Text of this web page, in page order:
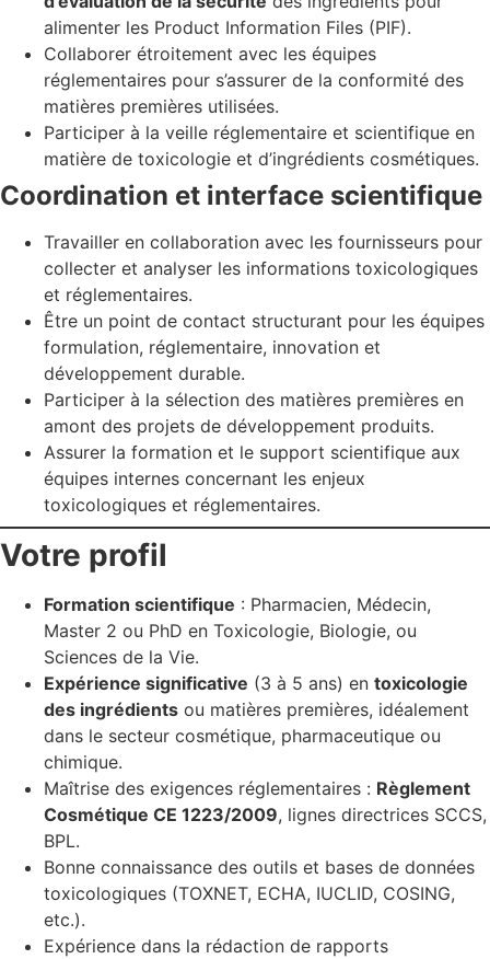
alimenter les Product Information Files (PIF).
Collaborer étroitement avec les équipes
réglementaires pour s’assurer de la conformité des
matières premières utilisées.
Participer à la veille réglementaire et scientifique en
matière de toxicologie et d’ingrédients cosmétiques.
Coordination et interface scientifique
Travailler en collaboration avec les fournisseurs pour
collecter et analyser les informations toxicologiques
et réglementaires.
Être un point de contact structurant pour les équipes
formulation, réglementaire, innovation et
développement durable.
Participer à la sélection des matières premières en
amont des projets de développement produits.
Assurer la formation et le support scientifique aux
équipes internes concernant les enjeux
toxicologiques et réglementaires.
Votre profil
Formation scientifique : Pharmacien, Médecin,
Master 2 ou PhD en Toxicologie, Biologie, ou
Sciences de la Vie.
Expérience significative (3 à 5 ans) en toxicologie
des ingrédients ou matières premières, idéalement
dans le secteur cosmétique, pharmaceutique ou
chimique.
Maîtrise des exigences réglementaires : Règlement
Cosmétique CE 1223/2009, lignes directrices SCCS,
BPL.
Bonne connaissance des outils et bases de données
toxicologiques (TOXNET, ECHA, IUCLID, COSING,
etc.).
Expérience dans la rédaction de rapports